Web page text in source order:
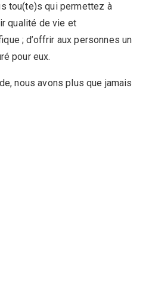
tou(te)s qui permettez à
qualité de vie et
; d’offrir aux personnes un
pour eux.
nous avons plus que jamais